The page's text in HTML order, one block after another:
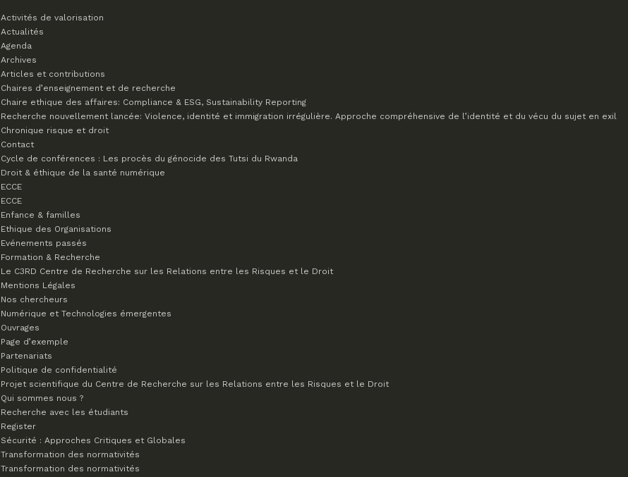
Activités de valorisation
Actualités
Agenda
Archives
Articles et contributions
Chaires d’enseignement et de recherche
Chaire ethique des affaires: Compliance & ESG, Sustainability Reporting
Recherche nouvellement lancée: Violence, identité et immigration irrégulière. Approche compréhensive de l’identité et du vécu du sujet en exil
Chronique risque et droit
Contact
Cycle de conférences : Les procès du génocide des Tutsi du Rwanda
Droit & éthique de la santé numérique
ECCE
ECCE
Enfance & familles
Ethique des Organisations
Evénements passés
Formation & Recherche
Le C3RD Centre de Recherche sur les Relations entre les Risques et le Droit
Mentions Légales
Nos chercheurs
Numérique et Technologies émergentes
Ouvrages
Page d’exemple
Partenariats
Politique de confidentialité
Projet scientifique du Centre de Recherche sur les Relations entre les Risques et le Droit
Qui sommes nous ?
Recherche avec les étudiants
Register
Sécurité : Approches Critiques et Globales
Transformation des normativités
Transformation des normativités